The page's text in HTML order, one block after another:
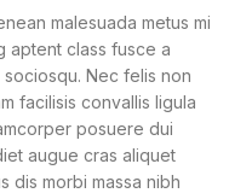
malesuada metus mi
aptent class fusce a
Nec felis non
facilisis convallis ligula
posuere dui
augue cras aliquet
dis morbi massa nibh